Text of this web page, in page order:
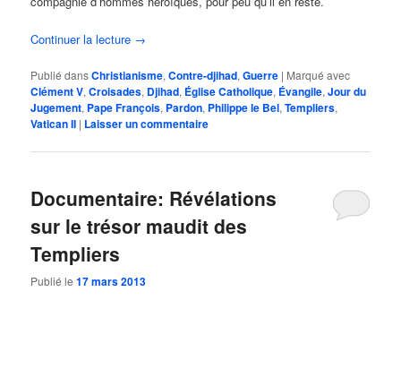
Continuer la lecture →
Publié dansChristianisme,Contre-djihad,Guerre | Marqué avec
Clément V,Croisades, Djihad, Église Catholique, Évangile,Jour du
Jugement, Pape François, Pardon, Philippe le Bel,Templiers,
Vatican II | Laisser un commentaire
Documentaire: Révélations
sur le trésor maudit des
Templiers
Publié le17 mars 2013